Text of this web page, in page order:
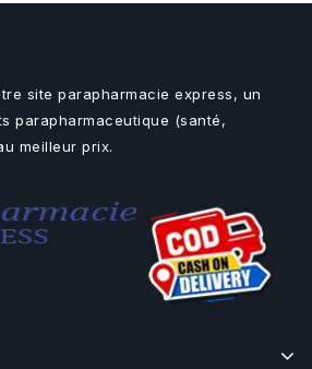
site parapharmacie express, un
parapharmaceutique (santé,
meilleur prix.